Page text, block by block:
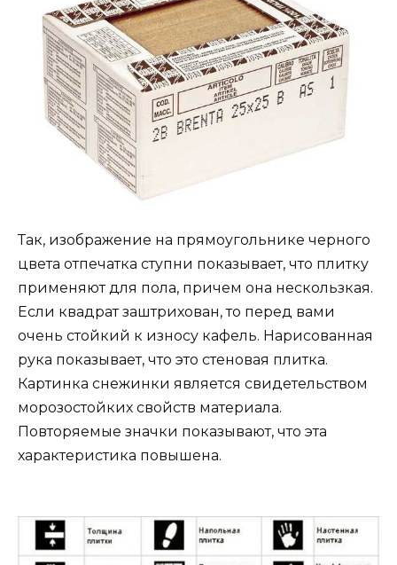
Так, изображение на прямоугольнике черного
цвета отпечатка ступни показывает, что плитку
применяют для пола, причем она нескользкая.
Если квадрат заштрихован, то перед вами
очень стойкий к износу кафель. Нарисованная
рука показывает, что это стеновая плитка.
Картинка снежинки является свидетельством
морозостойких свойств материала.
Повторяемые значки показывают, что эта
характеристика повышена.